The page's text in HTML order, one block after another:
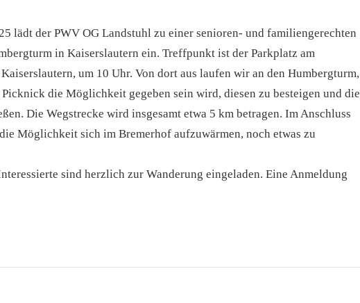
lädt der PWV OG Landstuhl zu einer senioren- und familiengerechten
in Kaiserslautern ein. Treffpunkt ist der Parkplatz am
um 10 Uhr. Von dort aus laufen wir an den Humbergturm,
die Möglichkeit gegeben sein wird, diesen zu besteigen und die
Die Wegstrecke wird insgesamt etwa 5 km betragen. Im Anschluss
Möglichkeit sich im Bremerhof aufzuwärmen, noch etwas zu
sind herzlich zur Wanderung eingeladen. Eine Anmeldung